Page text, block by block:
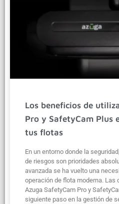
Los beneficios de
Pro y SafetyCam Plus
tus flotas
En un entorno donde la
de riesgos son prioridades
avanzada se ha vuelto una
operación de flota moderna.
Azuga SafetyCam Pro y
siguiente paso en la gestión de